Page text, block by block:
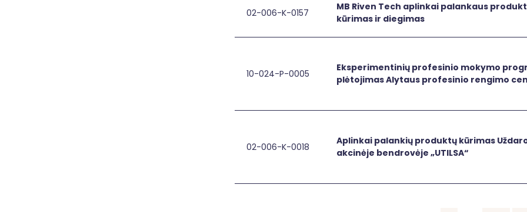
inovatyvios
kompleksinės
sistemos
EA-
sektoriaus
įmonėms
MB Riven Tech aplinkai palankaus produkto kūrimas ir diegimas
02-006-K-0157
MB
palankaus
produkto
MB Riven Tech aplinkai palankaus
kūrimas ir diegimas
Eksperimentinių profesinio mokymo programų plėtojimas
10-024-P-0005
Eksperimentinių
Alytaus
profesinio
Eksperimentinių profesinio mokymo
plėtojimas Alytaus profesinio rengimo
Aplinkai palankių produktų kūrimas Uždarojoje akcinėje
02-006-K-0018
Aplinkai
Aplinkai palankių produktų kūrimas
akcinėje bendrovėje „UTILSA“